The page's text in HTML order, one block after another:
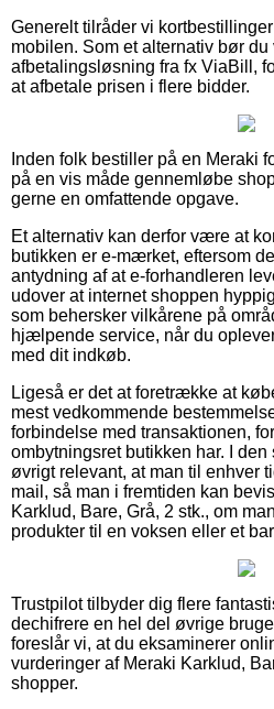
Generelt tilråder vi
mobilen. Som et alternativ bør
afbetalingsløsning fra fx ViaBill,
at afbetale prisen i flere bidder.
Inden folk bestiller på en Meraki
på en vis måde gennemløbe
gerne en omfattende opgave.
Et alternativ kan derfor være at
butikken er e-mærket, eftersom
antydning af at e-forhandleren
udover at internet shoppen
som behersker vilkårene på
hjælpende service, når du
med dit indkøb.
Ligeså er det at foretrække at
mest vedkommende
forbindelse med transaktionen,
ombytningsret butikken har. I
øvrigt relevant, at man til enhver
mail, så man i fremtiden kan
Karklud, Bare, Grå, 2 stk., om
produkter til en voksen eller et
Trustpilot tilbyder dig flere
dechifrere en hel del øvrige
foreslår vi, at du eksaminerer
vurderinger af Meraki Karklud,
shopper.